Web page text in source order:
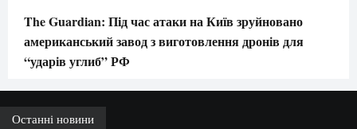
The Guardian: Під час атаки на Київ зруйновано
американський завод з виготовлення дронів для
“ударів углиб” РФ
Останні новини